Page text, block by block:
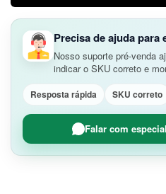
Precisa de ajuda
Nosso suporte pré-venda
indicar o SKU correto e
Resposta rápida SKU correto
Falar com